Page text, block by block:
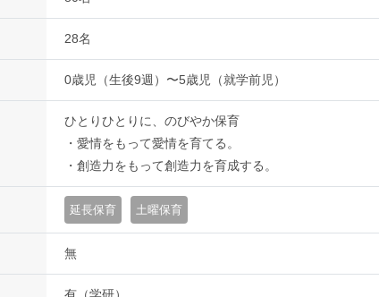
28名
0歳児（生後9週）〜5歳児（就学前児）
ひとりひとりに、のびやか保育
・愛情をもって愛情を育てる。
・創造力をもって創造力を育成する。
延長保育 土曜保育
無